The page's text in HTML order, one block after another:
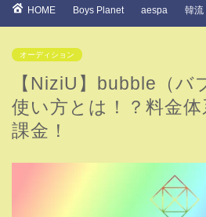
HOME Boys Planet aespa 韓流
オーディション
【NiziU】bubble（バ
使い方とは！？料金
課金！